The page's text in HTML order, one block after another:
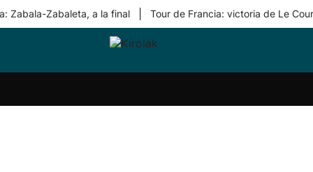
Zabala-Zabaleta, a la final Tour de Francia: victoria de Le
Equipos